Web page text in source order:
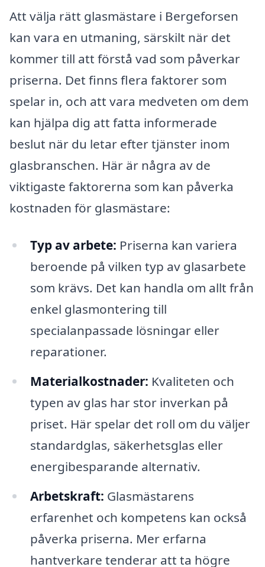
Att välja rätt glasmästare i Bergeforsen
kan vara en utmaning, särskilt när det
kommer till att förstå vad som påverkar
priserna. Det finns flera faktorer som
spelar in, och att vara medveten om dem
kan hjälpa dig att fatta informerade
beslut när du letar efter tjänster inom
glasbranschen. Här är några av de
viktigaste faktorerna som kan påverka
kostnaden för glasmästare:
Typ av arbete: Priserna kan variera
beroende på vilken typ av glasarbete
som krävs. Det kan handla om allt från
enkel glasmontering till
specialanpassade lösningar eller
reparationer.
Materialkostnader: Kvaliteten och
typen av glas har stor inverkan på
priset. Här spelar det roll om du väljer
standardglas, säkerhetsglas eller
energibesparande alternativ.
Arbetskraft: Glasmästarens
erfarenhet och kompetens kan också
påverka priserna. Mer erfarna
hantverkare tenderar att ta högre